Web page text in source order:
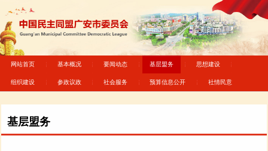
网站首页 基本概况 要闻动态 基层盟务 思想建设
组织建设 参政议政 社会服务 预算信息公开 社情民意
基层盟务